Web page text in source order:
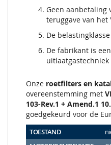
Geen aanbetaling
teruggave van het
De
De fabrikant is
uitlaatgastechniek
Onze roetfilters en
overeenstemming met
103-Rev.1 + Amend.1
goedgekeurd voor de
TOESTAND